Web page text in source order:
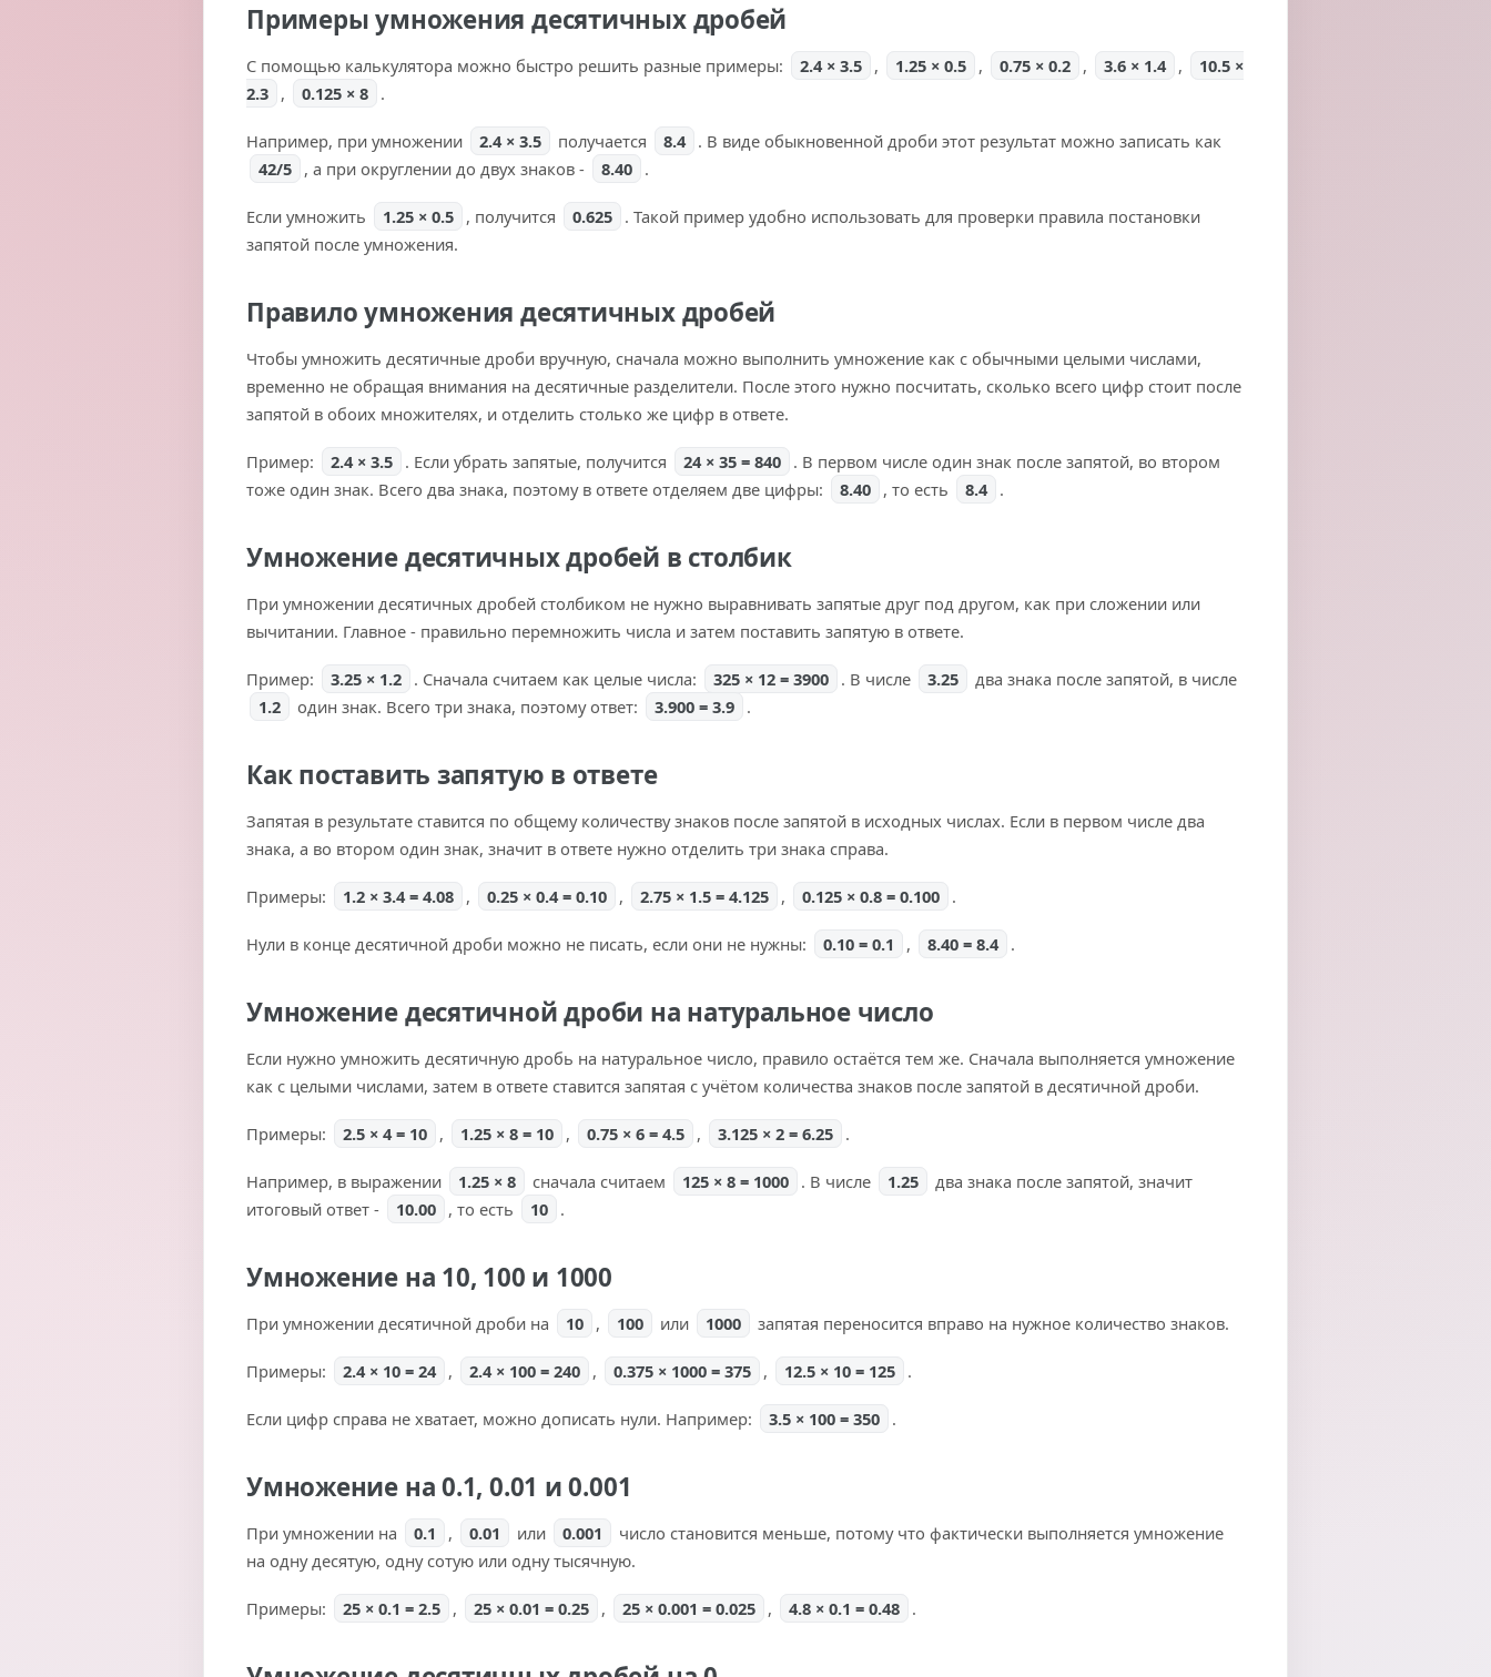
Примеры умножения десятичных дробей
С помощью калькулятора можно быстро решить разные примеры: 2.4 × 3.5 , 1.25 × 0.5 , 0.75 × 0.2 , 3.6 × 1.4 ,
10.5 ×
2.3 , 0.125 × 8 .
Например, при умножении 2.4 × 3.5 получается 8.4 . В виде обыкновенной дроби этот результат можно записать как
42/5 , а при округлении до двух знаков - 8.40 .
Если умножить 1.25 × 0.5 , получится 0.625 . Такой пример удобно использовать для проверки правила постановки
запятой после умножения.
Правило умножения десятичных дробей
Чтобы умножить десятичные дроби вручную, сначала можно выполнить умножение как с обычными целыми числами,
временно не обращая внимания на десятичные разделители. После этого нужно посчитать, сколько всего цифр стоит после
запятой в обоих множителях, и отделить столько же цифр в ответе.
Пример: 2.4 × 3.5 . Если убрать запятые, получится 24 × 35 = 840 . В первом числе один знак после запятой, во втором
тоже один знак. Всего два знака, поэтому в ответе отделяем две цифры:
8.40 , то есть 8.4 .
Умножение десятичных дробей в столбик
При умножении десятичных дробей столбиком не нужно выравнивать запятые друг под другом, как при сложении или
вычитании. Главное - правильно перемножить числа и затем поставить запятую в ответе.
Пример: 3.25 × 1.2 . Сначала считаем как целые числа: 325 × 12 = 3900 . В числе 3.25
два знака после запятой, в числе
1.2
один знак. Всего три знака, поэтому ответ: 3.900 = 3.9 .
Как поставить запятую в ответе
Запятая в результате ставится по общему количеству знаков после запятой в исходных числах. Если в первом числе два
знака, а во втором один знак, значит в ответе нужно отделить три знака справа.
Примеры: 1.2 × 3.4 = 4.08 , 0.25 × 0.4 = 0.10 , 2.75 × 1.5 = 4.125 , 0.125 × 0.8 = 0.100 .
Нули в конце десятичной дроби можно не писать, если они не нужны: 0.10 = 0.1 , 8.40 = 8.4 .
Умножение десятичной дроби на натуральное число
Если нужно умножить десятичную дробь на натуральное число, правило остаётся тем же. Сначала выполняется умножение
как с целыми числами, затем в ответе ставится запятая с учётом количества знаков после запятой в десятичной дроби.
Примеры: 2.5 × 4 = 10 , 1.25 × 8 = 10 , 0.75 × 6 = 4.5 , 3.125 × 2 = 6.25 .
Например, в выражении 1.25 × 8 сначала считаем 125 × 8 = 1000 . В числе 1.25
два знака после запятой, значит
итоговый ответ -
10.00 , то есть 10 .
Умножение на 10, 100 и 1000
При умножении десятичной дроби на 10 , 100 или 1000 запятая переносится вправо на нужное количество знаков.
Примеры: 2.4 × 10 = 24 , 2.4 × 100 = 240 , 0.375 × 1000 = 375 , 12.5 × 10 = 125 .
Если цифр справа не хватает, можно дописать нули. Например: 3.5 × 100 = 350 .
Умножение на 0.1, 0.01 и 0.001
При умножении на 0.1 , 0.01 или 0.001
число становится меньше, потому что фактически выполняется умножение
на одну десятую, одну сотую или одну тысячную.
Примеры: 25 × 0.1 = 2.5 , 25 × 0.01 = 0.25 , 25 × 0.001 = 0.025 , 4.8 × 0.1 = 0.48 .